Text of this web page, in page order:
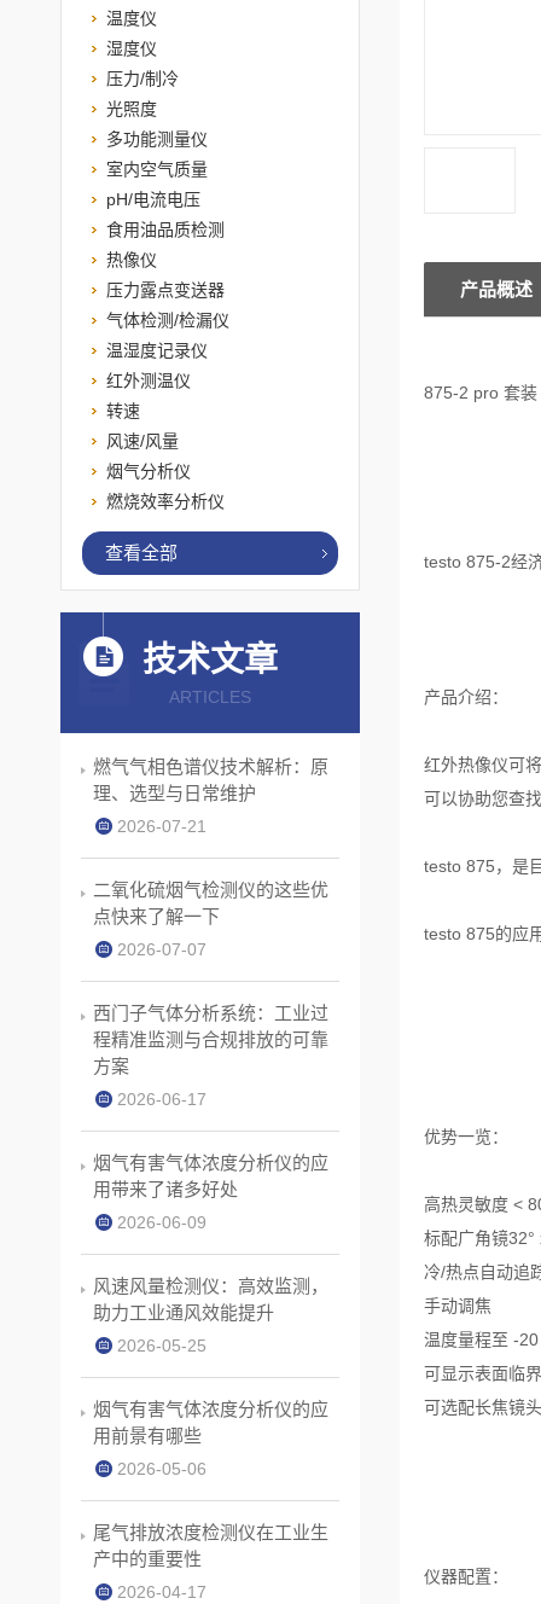
产品概述
875-2 pro 套装
testo 875-2经
产品介绍：
红外热像仪可
可以协助您查
testo 875，是
testo 875的应
优势一览：
高热灵敏度 <
标配广角镜32°
冷/热点自动追
手动调焦
温度量程至 -
可显示表面临
可选配长焦镜头
仪器配置：
温度仪
湿度仪
压力/制冷
光照度
多功能测量仪
室内空气质量
pH/电流电压
食用油品质检测
热像仪
压力露点变送器
气体检测/检漏仪
温湿度记录仪
红外测温仪
转速
风速/风量
烟气分析仪
燃烧效率分析仪
查看全部
技术文章
ARTICLES
燃气气相色谱仪技术解析：原
理、选型与日常维护
2026-07-21
二氧化硫烟气检测仪的这些优
点快来了解一下
2026-07-07
西门子气体分析系统：工业过
程精准监测与合规排放的可靠
方案
2026-06-17
烟气有害气体浓度分析仪的应
用带来了诸多好处
2026-06-09
风速风量检测仪：高效监测，
助力工业通风效能提升
2026-05-25
烟气有害气体浓度分析仪的应
用前景有哪些
2026-05-06
尾气排放浓度检测仪在工业生
产中的重要性
2026-04-17